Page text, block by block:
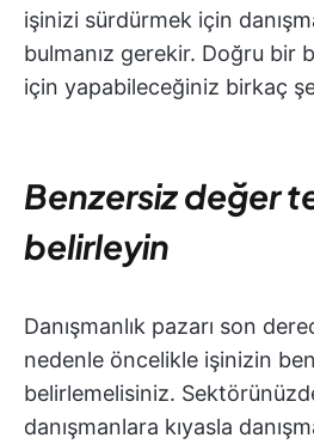
işinizi sürdürmek için
bulmanız gerekir. Doğru bir
için yapabileceğiniz birkaç
Benzersiz değer
belirleyin
Danışmanlık pazarı son
nedenle öncelikle işinizin
belirlemelisiniz.
danışmanlara kıyasla